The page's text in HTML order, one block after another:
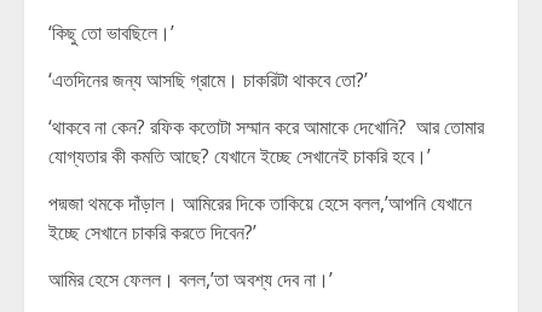
‘কিছু তো ভাবছিলে।’
‘এতদিনের জন্য আসছি গ্রামে। চাকরিটা থাকবে তো?’
‘থাকবে না কেন? রফিক কতোটা সম্মান করে আমাকে দেখোনি? আর তোমার
যোগ্যতার কী কমতি আছে? যেখানে ইচ্ছে সেখানেই চাকরি হবে।’
পদ্মজা থমকে দাঁড়াল। আমিরের দিকে তাকিয়ে হেসে বলল,’আপনি যেখানে
ইচ্ছে সেখানে চাকরি করতে দিবেন?’
আমির হেসে ফেলল। বলল,’তা অবশ্য দেব না।’